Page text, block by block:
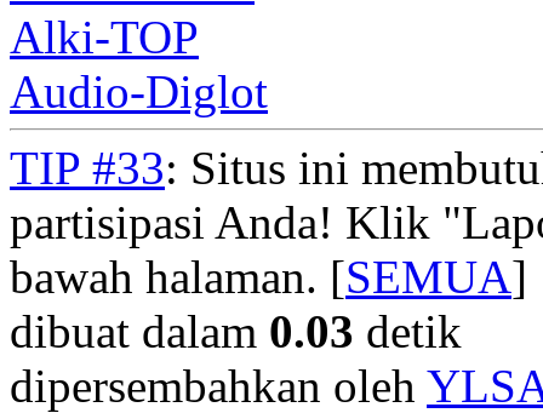
Alki-TOP
Audio-Diglot
TIP #33: Situs ini
partisipasi Anda! Klik
bawah halaman. [SEMUA]
dibuat dalam 0.03 detik
dipersembahkan oleh